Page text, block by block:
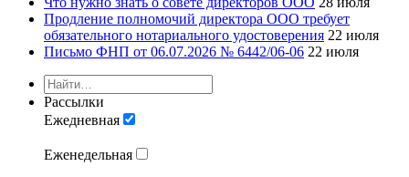
Продление полномочий директора ООО требует
обязательного нотариального удостоверения 22 июля
Письмо ФНП от 06.07.2026 № 6442/06-06 22 июля
Рассылки
Ежедневная
Еженедельная